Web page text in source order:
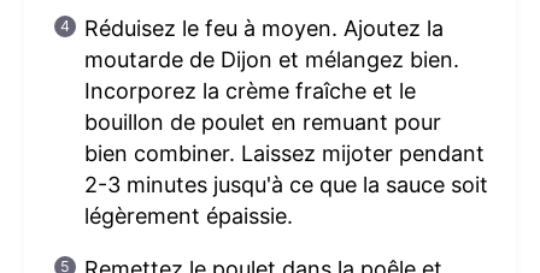
Réduisez le feu à moyen. Ajoutez la
moutarde de Dijon et mélangez bien.
Incorporez la crème fraîche et le
bouillon de poulet en remuant pour
bien combiner. Laissez mijoter pendant
2-3 minutes jusqu'à ce que la sauce soit
légèrement épaissie.